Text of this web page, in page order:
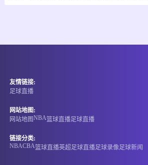
阿达玛市
友情链接:
足球直播
网站地图:
网站地图NBA篮球直播足球直播
链接分类:
NBACBA篮球直播英超 足球直播足球录像 足球新闻